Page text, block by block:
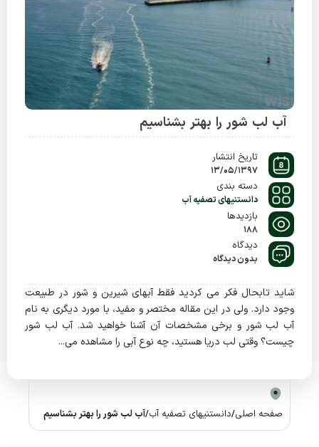
آب لب شور را بهتر بشناسیم
تاریخ انتشار
13/05/1397
دسته بندی
دانستنیهای تصفیه آب
بازدیدها
188
دیدگاه
بدون دیدگاه
شاید تابحال فکر می کردید فقط آبهای شیرین و شور در طبیعت
وجود دارد. ولی در این مقاله مختصر و مفید، با مورد دیگری به نام
آب لب شور و برخی مشخصات آن آشنا خواهید شد. آب لب شور
چیست؟ وقتی لب دریا هستید، چه نوع آبی را مشاهده می...
صفحه اصلی/دانستنیهای تصفیه آب/آب لب شور را بهتر بشناسیم